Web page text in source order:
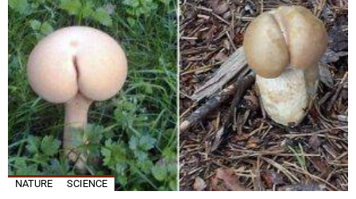
NATURE SCIENCE